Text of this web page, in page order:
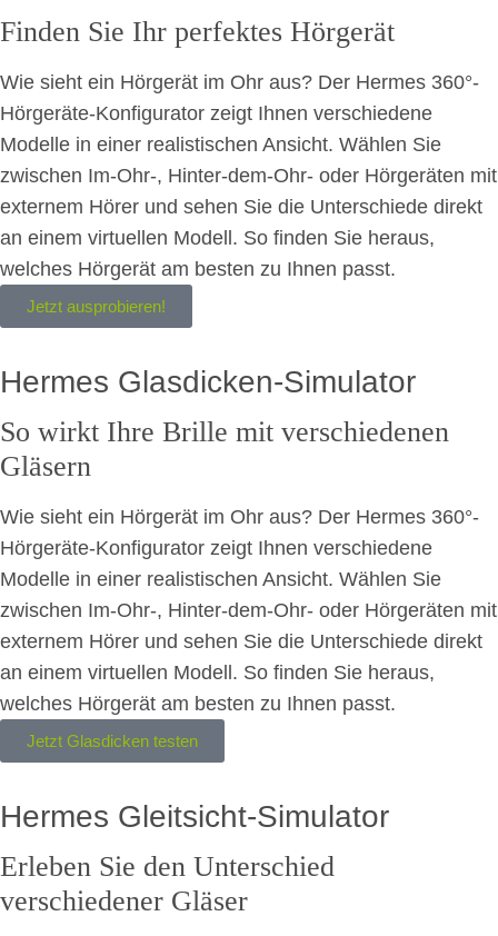
Finden Sie Ihr perfektes Hörgerät
Wie sieht ein Hörgerät im Ohr aus? Der Hermes 360°-
Hörgeräte-Konfigurator zeigt Ihnen verschiedene
Modelle in einer realistischen Ansicht. Wählen Sie
zwischen Im-Ohr-, Hinter-dem-Ohr- oder Hörgeräten mit
externem Hörer und sehen Sie die Unterschiede direkt
an einem virtuellen Modell. So finden Sie heraus,
welches Hörgerät am besten zu Ihnen passt.
Jetzt ausprobieren!
Hermes Glasdicken-Simulator
So wirkt Ihre Brille mit verschiedenen
Gläsern
Wie sieht ein Hörgerät im Ohr aus? Der Hermes 360°-
Hörgeräte-Konfigurator zeigt Ihnen verschiedene
Modelle in einer realistischen Ansicht. Wählen Sie
zwischen Im-Ohr-, Hinter-dem-Ohr- oder Hörgeräten mit
externem Hörer und sehen Sie die Unterschiede direkt
an einem virtuellen Modell. So finden Sie heraus,
welches Hörgerät am besten zu Ihnen passt.
Jetzt Glasdicken testen
Hermes Gleitsicht-Simulator
Erleben Sie den Unterschied
verschiedener Gläser